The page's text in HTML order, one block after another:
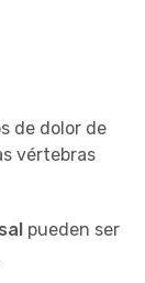
de dolor de
vértebras
pueden ser